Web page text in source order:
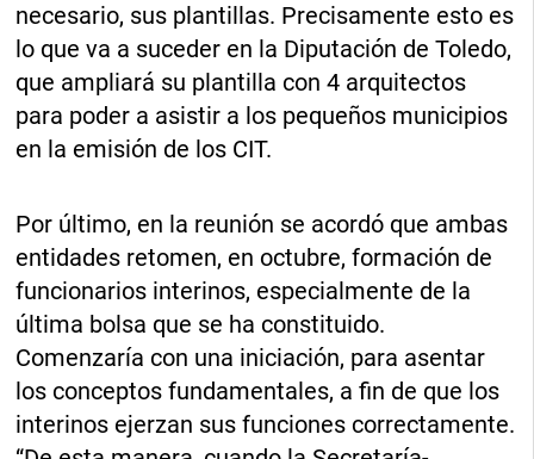
necesario, sus plantillas. Precisamente esto es
lo que va a suceder en la Diputación de Toledo,
que ampliará su plantilla con 4 arquitectos
para poder a asistir a los pequeños municipios
en la emisión de los CIT.
Por último, en la reunión se acordó que ambas
entidades retomen, en octubre, formación de
funcionarios interinos, especialmente de la
última bolsa que se ha constituido.
Comenzaría con una iniciación, para asentar
los conceptos fundamentales, a fin de que los
interinos ejerzan sus funciones correctamente.